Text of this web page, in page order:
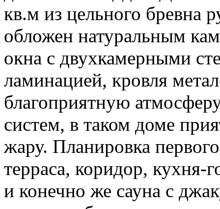
кв.м из цельного бревна
обложен натуральным
окна с двухкамерными
ламинацией, кровля
благоприятную
систем, в таком доме
жару. Планировка
терраса, коридор, кухня-
и конечно же сауна с